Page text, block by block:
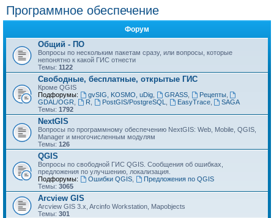
Программное обеспечение
Форум
Общий - ПО
Вопросы по нескольким пакетам сразу, или вопросы, которые
непонятно к какой ГИС отнести
Темы: 1122
Свободные, бесплатные, открытые ГИС
Кроме QGIS
Подфорумы:
gvSIG, KOSMO, uDig, GRASS, Рецепты,
GDAL/OGR
R PostGIS/PostgreSQL EasyTrace,
SAGA
Темы: 1792
NextGIS
Вопросы по программному обеспечению NextGIS: Web, Mobile, QGIS,
Manager и многочисленным модулям
Темы: 126
QGIS
Вопросы по свободной ГИС QGIS. Сообщения об ошибках,
предложения по улучшению, локализация.
Подфорумы:
Ошибки QGIS,
Предложения по QGIS
Темы: 3065
Arcview GIS
Arcview GIS 3.x, Arcinfo Workstation, Mapobjects
Темы: 301